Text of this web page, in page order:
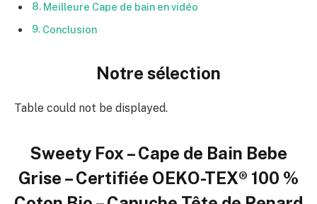
Meilleure Cape de bain en vidéo
Conclusion
Notre sélection
Table could not be displayed.
Sweety Fox – Cape de Bain Bebe
Grise – Certifiée OEKO-TEX® 100 %